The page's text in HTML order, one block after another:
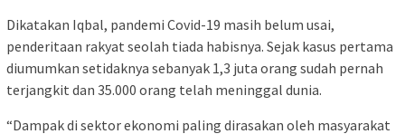
Dikatakan Iqbal, pandemi Covid-19 masih belum usai,
penderitaan rakyat seolah tiada habisnya. Sejak kasus pertama
diumumkan setidaknya sebanyak 1,3 juta orang sudah pernah
terjangkit dan 35.000 orang telah meninggal dunia.
“Dampak di sektor ekonomi paling dirasakan oleh masyarakat